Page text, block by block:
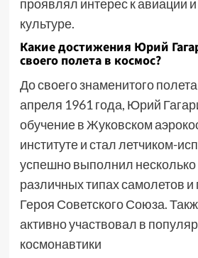
проявлял интерес к авиации
культуре.
Какие достижения Юрий
своего полета в космос?
До своего знаменитого
апреля 1961 года, Юрий
обучение в Жуковском
институте и стал летчиком-
успешно выполнил несколько
различных типах самолетов
Героя Советского Союза.
активно участвовал в
космонавтики